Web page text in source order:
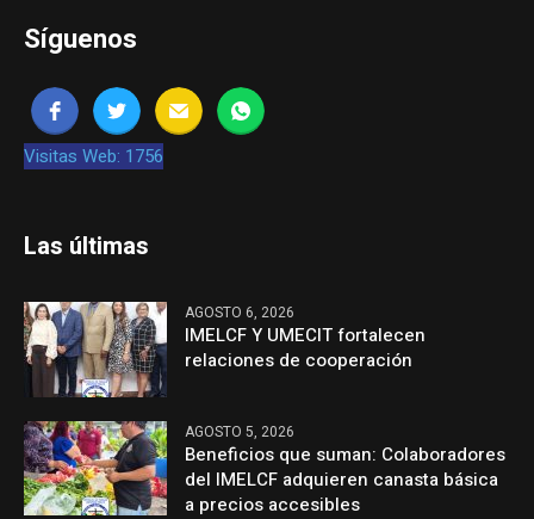
Síguenos
Visitas Web: 1756
Las últimas
AGOSTO 6, 2026
IMELCF Y UMECIT fortalecen
relaciones de cooperación
AGOSTO 5, 2026
Beneficios que suman: Colaboradores
del IMELCF adquieren canasta básica
a precios accesibles